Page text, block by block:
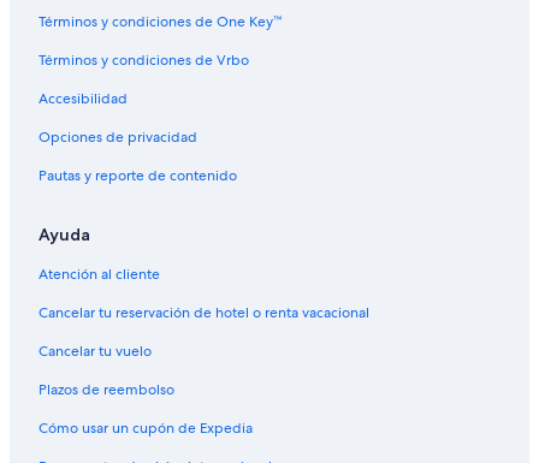
Hoteles en Kingsburg
Apartamentos en Traver
Hoteles haciendas en Traver
Hoteles de La Quinta Inn & Suites en Traver
Wyndham Hotels en Traver
Moteles en Traver
Hoteles cerca de Centro comunitario de Reedly
Hoteles 5 estrellas en Orange Cove
Casas de campo en Orange Cove
Hoteles en Orange Cove
Términos y condiciones de One Key™
Términos y condiciones de Vrbo
Accesibilidad
Opciones de privacidad
Pautas y reporte de contenido
Ayuda
Atención al cliente
Cancelar tu reservación de hotel o renta vacacional
Cancelar tu vuelo
Plazos de reembolso
Cómo usar un cupón de Expedia